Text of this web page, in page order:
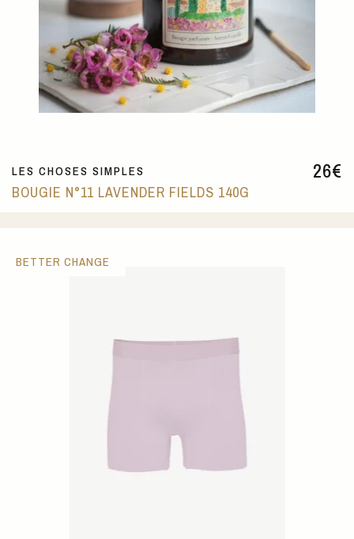
26€
LES CHOSES SIMPLES
BOUGIE N°11 LAVENDER FIELDS 140G
BETTER CHANGE